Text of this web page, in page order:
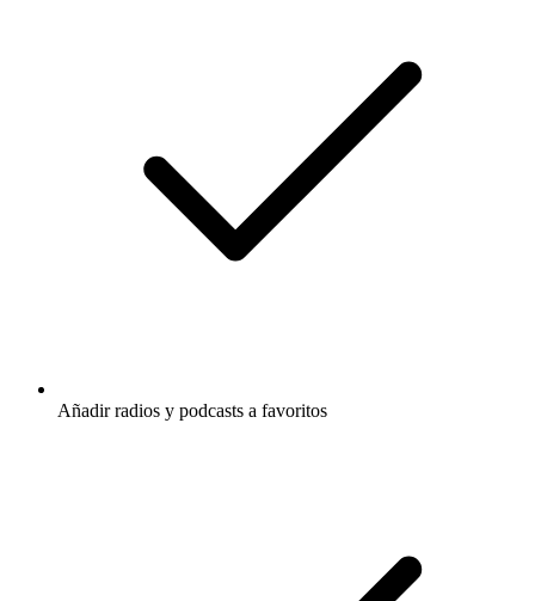
Añadir radios y podcasts a favoritos